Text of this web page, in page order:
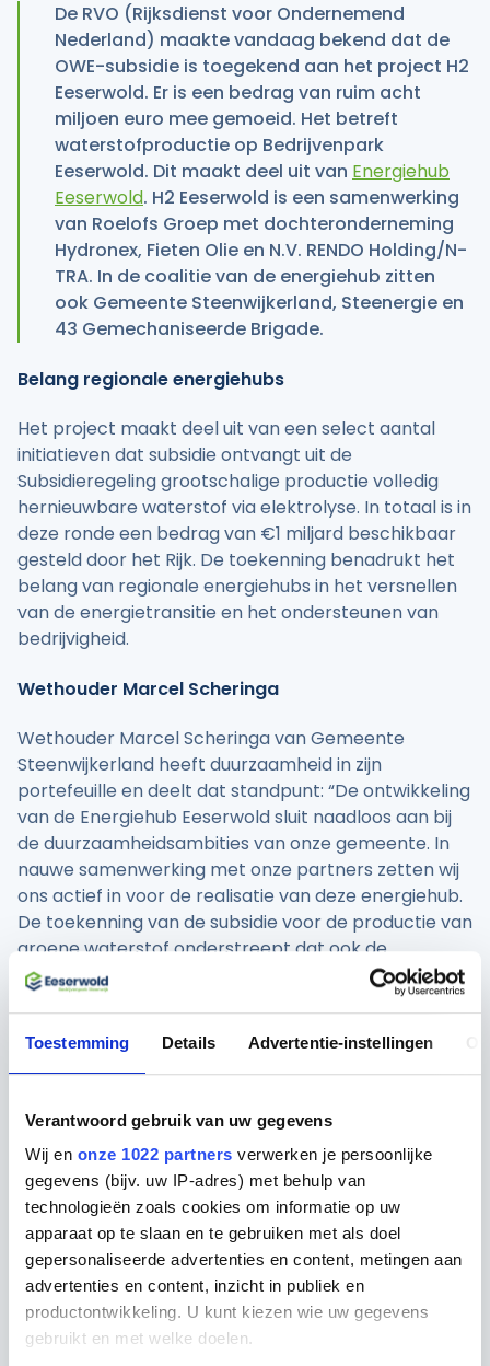
Toestemming Details Advertentie-instellingen
Verantwoord gebruik van uw gegevens
Wij en onze 1022 partners verwerken je persoonlijke
gegevens (bijv. uw IP-adres) met behulp van
technologieën zoals cookies om informatie op uw
apparaat op te slaan en te gebruiken met als doel
gepersonaliseerde advertenties en content, metingen aan
advertenties en content, inzicht in publiek en
productontwikkeling. U kunt kiezen wie uw gegevens
gebruikt en met welke doelen.
De RVO (Rijksdienst voor Ondernemend
Nederland) maakte vandaag bekend dat de
OWE-subsidie is toegekend aan het project H2
Eeserwold. Er is een bedrag van ruim acht
miljoen euro mee gemoeid. Het betreft
waterstofproductie op Bedrijvenpark
Eeserwold. Dit maakt deel uit van Energiehub
Eeserwold. H2 Eeserwold is een samenwerking
van Roelofs Groep met dochteronderneming
Hydronex, Fieten Olie en N.V. RENDO Holding/N-
TRA. In de coalitie van de energiehub zitten
ook Gemeente Steenwijkerland, Steenergie en
43 Gemechaniseerde Brigade.
Belang regionale energiehubs
Het project maakt deel uit van een select aantal
initiatieven dat subsidie ontvangt uit de
Subsidieregeling grootschalige productie volledig
hernieuwbare waterstof via elektrolyse. In totaal is in
deze ronde een bedrag van €1 miljard beschikbaar
gesteld door het Rijk. De toekenning benadrukt het
belang van regionale energiehubs in het versnellen
van de energietransitie en het ondersteunen van
bedrijvigheid.
Wethouder Marcel Scheringa
Wethouder Marcel Scheringa van Gemeente
Steenwijkerland heeft duurzaamheid in zijn
portefeuille en deelt dat standpunt: “De ontwikkeling
van de Energiehub Eeserwold sluit naadloos aan bij
de duurzaamheidsambities van onze gemeente. In
nauwe samenwerking met onze partners zetten wij
ons actief in voor de realisatie van deze energiehub.
De toekenning van de subsidie voor de productie van
groene waterstof onderstreept dat ook de
Rijksoverheid de toegevoegde waarde van dit
project erkent. Dankzij deze financiële bijdrage komt
weer een stap dichterbij.”
Een energiehub heeft meerdere voordelen,
waaronder netcongestie bestrijden. Netcongestie is
ook in de gemeente Steenwijkerland actueel.
Daarom ontwikkelt de coalitie deze slimme
energiehub die zorgt voor een efficiënte uitwisseling
van duurzame energiestromen en een optimale
afstemming tussen vraag en aanbod. Deze hub
wordt gecombineerd met energieopslag in de vorm